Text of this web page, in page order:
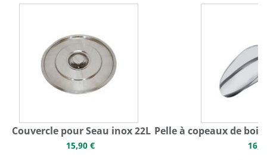
Couvercle pour Seau inox 22L
15,90 €
Pelle à copeaux de